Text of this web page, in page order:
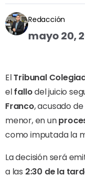
Redacción
mayo 20,
ElTribunal
elfallodel juicio
Franco, acusado
menor, en un
como imputada la
La decisión será
a las 2:30 de la